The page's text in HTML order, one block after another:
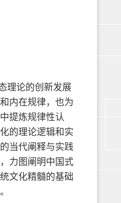
理论的创新发展
内在规律，也为
提炼规律性认
的理论逻辑和实
当代阐释与实践
力图阐明中国式
文化精髓的基础